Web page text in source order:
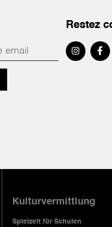
Restez
Kulturvermittlung
Spielzeit für Schulen